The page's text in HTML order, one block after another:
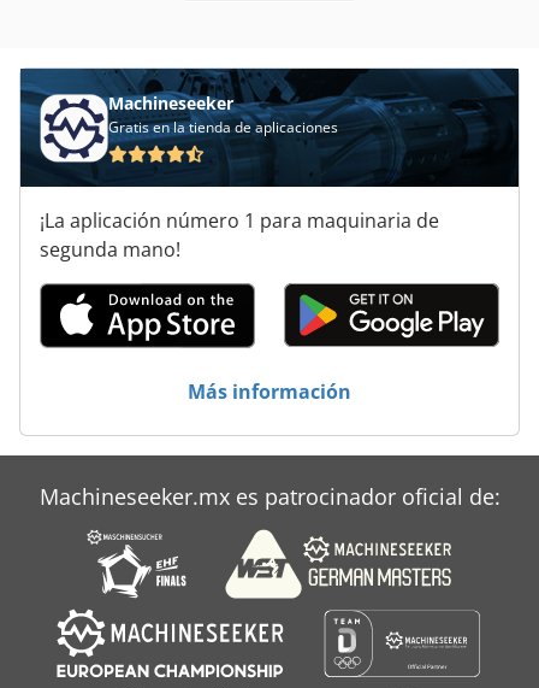
Machineseeker
Gratis en la tienda de aplicaciones
¡La aplicación número 1 para maquinaria de
segunda mano!
Más información
Machineseeker.mx es patrocinador oficial de: